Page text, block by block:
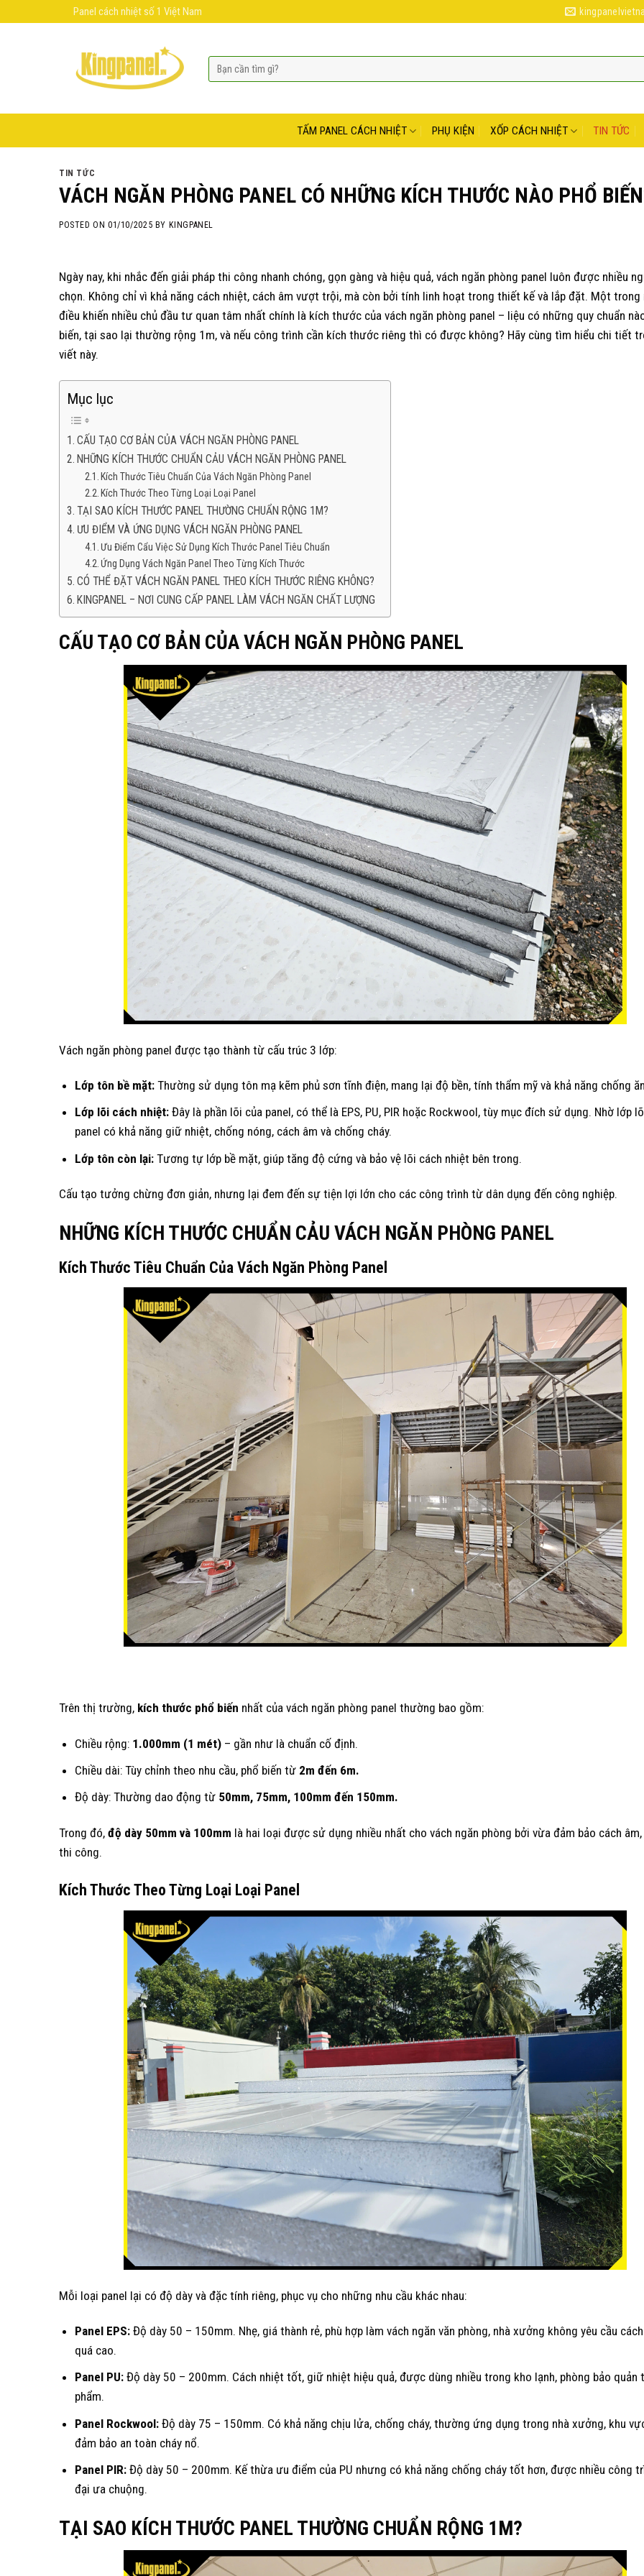
Panel cách nhiệt số 1 Việt Nam
TẤM PANEL CÁCH NHIỆT PHỤ KIỆN XỐP CÁCH NHIỆT TIN TỨC
TIN TỨC
VÁCH NGĂN PHÒNG PANEL CÓ NHỮNG KÍCH THƯỚC NÀO PHỔ
POSTED ON01/10/2025 BY KINGPANEL
Ngày nay, khi nhắc đến giải pháp thi công nhanh chóng, gọn gàng và hiệu quả, vách ngăn phòng panel luôn được nhiều
chọn. Không chỉ vì khả năng cách nhiệt, cách âm vượt trội, mà còn bởi tính linh hoạt trong thiết kế và lắp đặt. Một trong
điều khiến nhiều chủ đầu tư quan tâm nhất chính là kích thước của vách ngăn phòng panel – liệu có những quy chuẩn
biến, tại sao lại thường rộng 1m, và nếu công trình cần kích thước riêng thì có được không? Hãy cùng tìm hiểu chi tiết
viết này.
Mục lục
CẤU TẠO CƠ BẢN CỦA VÁCH NGĂN PHÒNG PANEL
NHỮNG KÍCH THƯỚC CHUẨN CẢU VÁCH NGĂN PHÒNG PANEL
Kích Thước Tiêu Chuẩn Của Vách Ngăn Phòng Panel
Kích Thước Theo Từng Loại Loại Panel
TẠI SAO KÍCH THƯỚC PANEL THƯỜNG CHUẨN RỘNG 1M?
ƯU ĐIỂM VÀ ỨNG DỤNG VÁCH NGĂN PHÒNG PANEL
Ưu Điểm Cẩu Việc Sử Dụng Kích Thước Panel Tiêu Chuẩn
Ứng Dụng Vách Ngăn Panel Theo Từng Kích Thước
CÓ THỂ ĐẶT VÁCH NGĂN PANEL THEO KÍCH THƯỚC RIÊNG KHÔNG?
KINGPANEL – NƠI CUNG CẤP PANEL LÀM VÁCH NGĂN CHẤT LƯỢNG
CẤU TẠO CƠ BẢN CỦA VÁCH NGĂN PHÒNG PANEL
Vách ngăn phòng panel được tạo thành từ cấu trúc 3 lớp:
Lớp tôn bề mặt: Thường sử dụng tôn mạ kẽm phủ sơn tĩnh điện, mang lại độ bền, tính thẩm mỹ và khả năng chống
Lớp lõi cách nhiệt: Đây là phần lõi của panel, có thể là EPS, PU, PIR hoặc Rockwool, tùy mục đích sử dụng. Nhờ lớp
panel có khả năng giữ nhiệt, chống nóng, cách âm và chống cháy.
Lớp tôn còn lại: Tương tự lớp bề mặt, giúp tăng độ cứng và bảo vệ lõi cách nhiệt bên trong.
Cấu tạo tưởng chừng đơn giản, nhưng lại đem đến sự tiện lợi lớn cho các công trình từ dân dụng đến công nghiệp.
NHỮNG KÍCH THƯỚC CHUẨN CẢU VÁCH NGĂN PHÒNG PANEL
Kích Thước Tiêu Chuẩn Của Vách Ngăn Phòng Panel
Trên thị trường, kích thước phổ biến nhất của vách ngăn phòng panel thường bao gồm:
Chiều rộng: 1.000mm (1 mét) – gần như là chuẩn cố định.
Chiều dài: Tùy chỉnh theo nhu cầu, phổ biến từ 2m đến 6m.
Độ dày: Thường dao động từ 50mm, 75mm, 100mm đến 150mm.
Trong đó, độ dày 50mm và 100mm là hai loại được sử dụng nhiều nhất cho vách ngăn phòng bởi vừa đảm bảo cách
thi công.
Kích Thước Theo Từng Loại Loại Panel
Mỗi loại panel lại có độ dày và đặc tính riêng, phục vụ cho những nhu cầu khác nhau:
Panel EPS: Độ dày 50 – 150mm. Nhẹ, giá thành rẻ, phù hợp làm vách ngăn văn phòng, nhà xưởng không yêu cầu
quá cao.
Panel PU: Độ dày 50 – 200mm. Cách nhiệt tốt, giữ nhiệt hiệu quả, được dùng nhiều trong kho lạnh, phòng bảo quản
phẩm.
Panel Rockwool: Độ dày 75 – 150mm. Có khả năng chịu lửa, chống cháy, thường ứng dụng trong nhà xưởng, khu
đảm bảo an toàn cháy nổ.
Panel PIR: Độ dày 50 – 200mm. Kế thừa ưu điểm của PU nhưng có khả năng chống cháy tốt hơn, được nhiều công
đại ưa chuộng.
TẠI SAO KÍCH THƯỚC PANEL THƯỜNG CHUẨN RỘNG 1M?